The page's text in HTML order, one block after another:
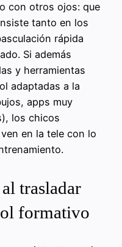
con otros ojos: que
tanto en los
rápida
Si además
y herramientas
adaptadas a la
apps muy
los chicos
en la tele con lo
trasladar
formativo